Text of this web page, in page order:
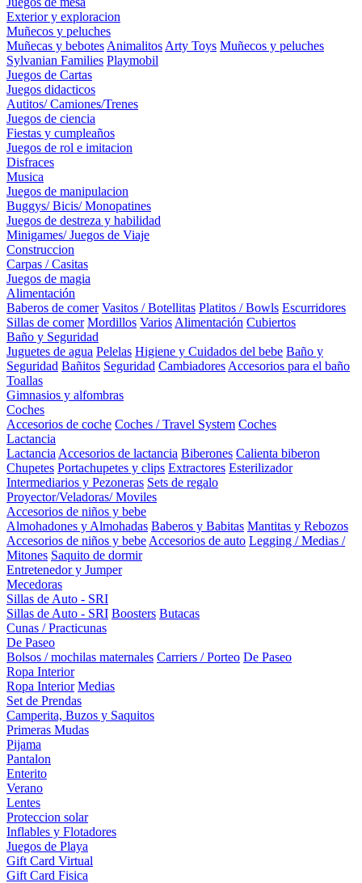
Exterior y exploracion
Muñecos y peluches
Muñecas y bebotes Animalitos Arty Toys Muñecos y peluches
Sylvanian Families Playmobil
Juegos de Cartas
Juegos didacticos
Autitos/ Camiones/Trenes
Juegos de ciencia
Fiestas y cumpleaños
Juegos de rol e imitacion
Disfraces
Musica
Juegos de manipulacion
Buggys/ Bicis/ Monopatines
Juegos de destreza y habilidad
Minigames/ Juegos de Viaje
Construccion
Carpas / Casitas
Juegos de magia
Alimentación
Baberos de comer Vasitos / Botellitas Platitos / Bowls Escurridores
Sillas de comer Mordillos Varios Alimentación Cubiertos
Baño y Seguridad
Juguetes de agua Pelelas Higiene y Cuidados del bebe Baño y
Seguridad Bañitos Seguridad Cambiadores Accesorios para el baño
Toallas
Gimnasios y alfombras
Coches
Accesorios de coche Coches / Travel System Coches
Lactancia
Lactancia Accesorios de lactancia Biberones Calienta biberon
Chupetes Portachupetes y clips Extractores Esterilizador
Intermediarios y Pezoneras Sets de regalo
Proyector/Veladoras/ Moviles
Accesorios de niños y bebe
Almohadones y Almohadas Baberos y Babitas Mantitas y Rebozos
Accesorios de niños y bebe Accesorios de auto Legging / Medias /
Mitones Saquito de dormir
Entretenedor y Jumper
Mecedoras
Sillas de Auto - SRI
Sillas de Auto - SRI Boosters Butacas
Cunas / Practicunas
De Paseo
Bolsos / mochilas maternales Carriers / Porteo De Paseo
Ropa Interior
Ropa Interior Medias
Set de Prendas
Camperita, Buzos y Saquitos
Primeras Mudas
Pijama
Pantalon
Enterito
Verano
Lentes
Proteccion solar
Inflables y Flotadores
Juegos de Playa
Gift Card Virtual
Gift Card Fisica